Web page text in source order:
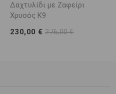
Δαχτυλίδι με Ζαφείρι
Χρυσός Κ9
230,00 €276,00 €